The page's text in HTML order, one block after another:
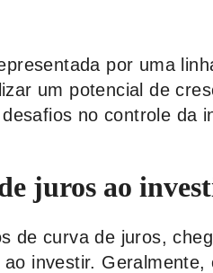
por uma
um potencial de
no controle da
juros ao
de curva de juros,
investir. Geralmente,